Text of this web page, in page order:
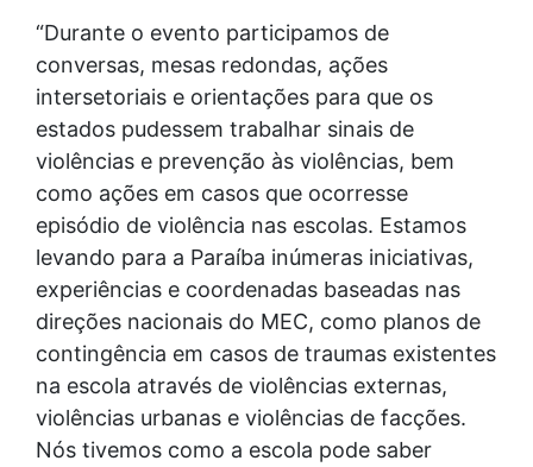
“Durante o evento participamos de
conversas, mesas redondas, ações
intersetoriais e orientações para que os
estados pudessem trabalhar sinais de
violências e prevenção às violências, bem
como ações em casos que ocorresse
episódio de violência nas escolas. Estamos
levando para a Paraíba inúmeras iniciativas,
experiências e coordenadas baseadas nas
direções nacionais do MEC, como planos de
contingência em casos de traumas existentes
na escola através de violências externas,
violências urbanas e violências de facções.
Nós tivemos como a escola pode saber